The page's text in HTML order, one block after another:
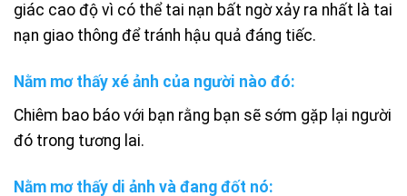
giác cao độ vì có thể tai nạn bất ngờ xảy ra nhất là tai
nạn giao thông để tránh hậu quả đáng tiếc.
Nằm mơ thấy xé ảnh của người nào đó:
Chiêm bao báo với bạn rằng bạn sẽ sớm gặp lại người
đó trong tương lai.
Nằm mơ thấy di ảnh và đang đốt nó: